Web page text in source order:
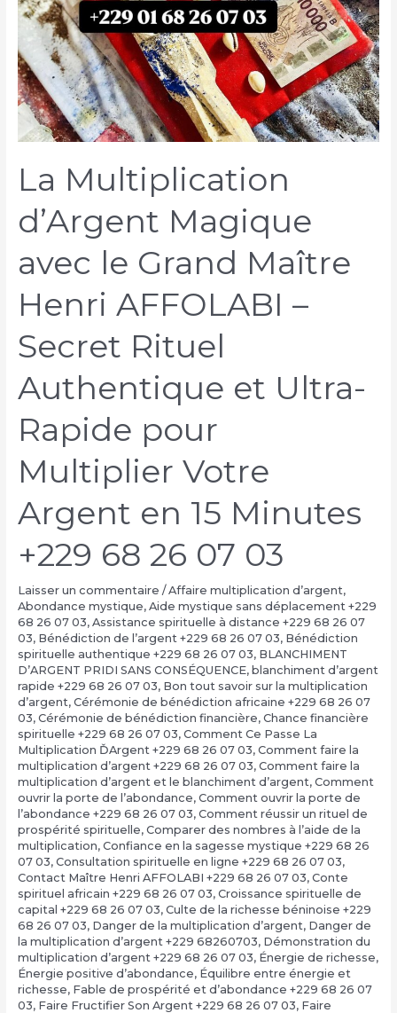
La Multiplication
d’Argent Magique
avec le Grand Maître
Henri AFFOLABI –
Secret Rituel
Authentique et Ultra-
Rapide pour
Multiplier Votre
Argent en 15 Minutes
+229 68 26 07 03
Laisser un commentaire /Affaire multiplication d’argent,
Abondance mystique, Aide mystique sans déplacement +229
68 26 07 03, Assistance spirituelle à distance +229 68 26 07
03, Bénédiction de l’argent +229 68 26 07 03, Bénédiction
spirituelle authentique +229 68 26 07 03, BLANCHIMENT
D’ARGENT PRIDI SANS CONSÉQUENCE, blanchiment d’argent
rapide +229 68 26 07 03, Bon tout savoir sur la multiplication
d’argent, Cérémonie de bénédiction africaine +229 68 26 07
03, Cérémonie de bénédiction financière, Chance financière
spirituelle +229 68 26 07 03, Comment Ce Passe La
Multiplication ĎArgent +229 68 26 07 03, Comment faire la
multiplication d’argent +229 68 26 07 03, Comment faire la
multiplication d’argent et le blanchiment d’argent, Comment
ouvrir la porte de l’abondance, Comment ouvrir la porte de
l’abondance +229 68 26 07 03, Comment réussir un rituel de
prospérité spirituelle, Comparer des nombres à l’aide de la
multiplication, Confiance en la sagesse mystique +229 68 26
07 03, Consultation spirituelle en ligne +229 68 26 07 03,
Contact Maître Henri AFFOLABI +229 68 26 07 03, Conte
spirituel africain +229 68 26 07 03, Croissance spirituelle de
capital +229 68 26 07 03, Culte de la richesse béninoise +229
68 26 07 03, Danger de la multiplication d’argent, Danger de
la multiplication d’argent +229 68260703, Démonstration du
multiplication d’argent +229 68 26 07 03, Énergie de richesse,
Énergie positive d’abondance, Équilibre entre énergie et
richesse, Fable de prospérité et d’abondance +229 68 26 07
03, Faire Fructifier Son Argent +229 68 26 07 03, Faire